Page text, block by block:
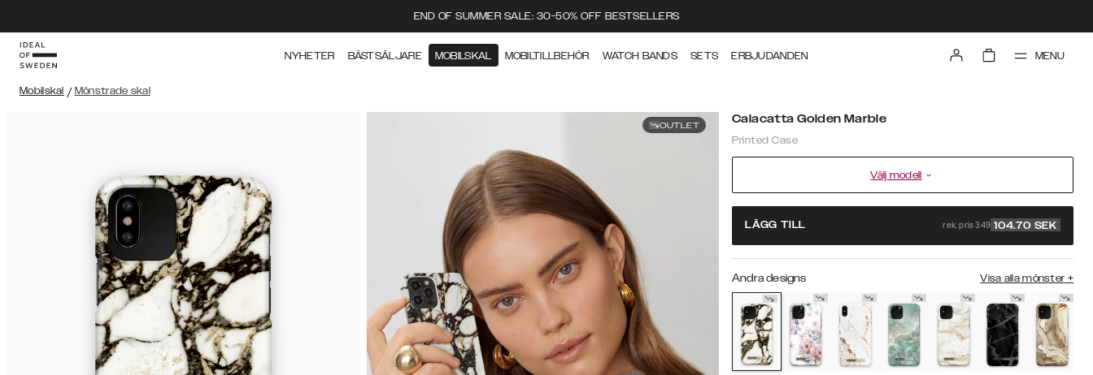
END OF SUMMER SALE: 30-50% OFF BESTSELLERS
NYHETER BÄSTSÄLJARE MOBILSKAL MOBILTILLBEHÖR WATCH BANDS SETS ERBJUDANDEN MENU
Mobilskal / Mönstrade skal
OUTLET Calacatta Golden Marble
Printed Case
Välj modell
LÄGG TILL rek. pris 349 104.70 SEK
Andra designs Visa alla mönster +